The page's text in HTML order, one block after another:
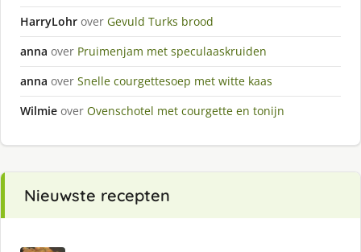
HarryLohr over Gevuld Turks brood
anna over Pruimenjam met speculaaskruiden
anna over Snelle courgettesoep met witte kaas
Wilmie over Ovenschotel met courgette en tonijn
Nieuwste recepten